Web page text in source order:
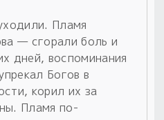
Пламя
— сгорали боль и
дней, воспоминания
Богов в
корил их за
Пламя по-